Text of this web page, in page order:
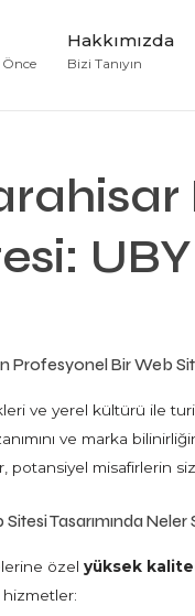
Hakkımızda
Bizi Tanıyın
Profesyonel Bir Web
ve yerel kültürü ile
ve marka
potansiyel misafirlerin
Sitesi Tasarımında
özelyüksek